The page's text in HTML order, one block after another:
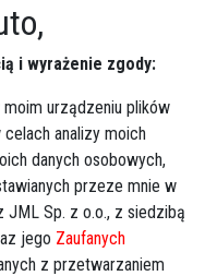
i wyrażenie zgody:
urządzeniu plików
analizy moich
danych osobowych,
przeze mnie w
JML Sp. z o.o., z siedzibą
jego Zaufanych
z przetwarzaniem